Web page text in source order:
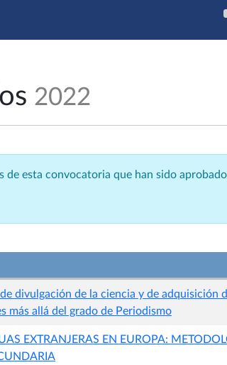
2022
de esta convocatoria que han sido
divulgación de la ciencia y de adquisición
más allá del grado de Periodismo
EXTRANJERAS EN EUROPA: